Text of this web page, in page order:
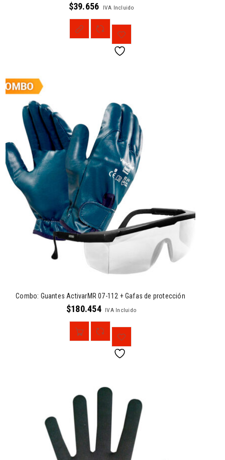
$39.656 IVA Incluido
Combo: Guantes ActivarMR 07-112 + Gafas de protección
$180.454 IVA Incluido